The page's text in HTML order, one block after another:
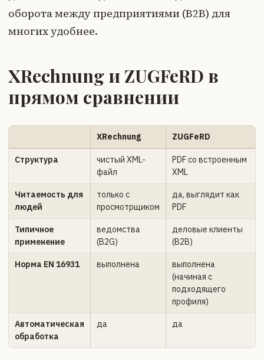
оборота между предприятиями (B2B) для
многих удобнее.
XRechnung и ZUGFeRD в
прямом сравнении
XRechnung ZUGFeRD
Структура
чистый XML-
файл
PDF со встроенным
XML
Читаемость для
людей
только с
просмотрщиком
да, выглядит как
PDF
Типичное
применение
ведомства
(B2G)
деловые клиенты
(B2B)
Норма EN 16931 выполнена
выполнена
(начиная с
подходящего
профиля)
Автоматическая
обработка
да да